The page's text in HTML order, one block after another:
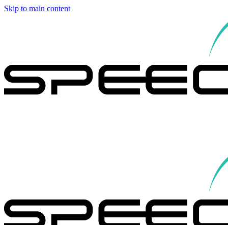
Skip to main content